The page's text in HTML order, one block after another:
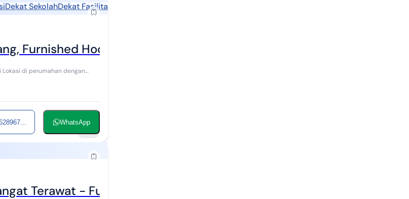
Dekat SekolahDekat Fasilitas Kesehatan
Furnished Hook Siap Huni
Lokasi di perumahan dengan
WhatsApp
Terawat - Fully Furnish -Perum Kav Dki ,Cipedak, Jakarta